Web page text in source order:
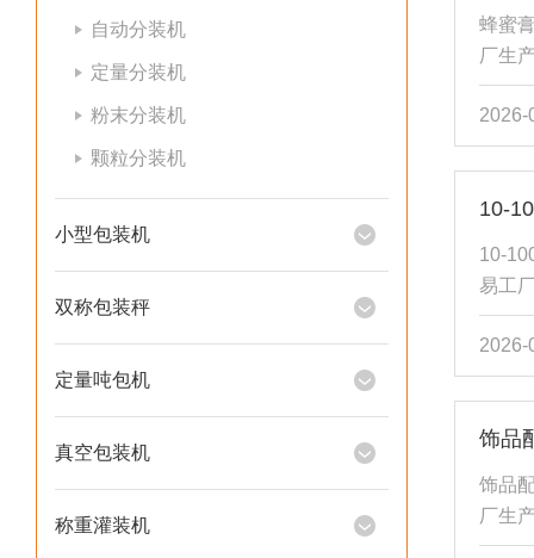
自动分装机
定量分装机
粉末分装机
颗粒分装机
小型包装机
双称包装秤
定量吨包机
真空包装机
称重灌装机
产品
质包
蜂蜜
厂生
本公
膏体
通原
特点
分均
2026-
10-
10-
易工
灌装
是通
浓度
构简
理，
湾
2026-
饰品
饰品
厂生
速调